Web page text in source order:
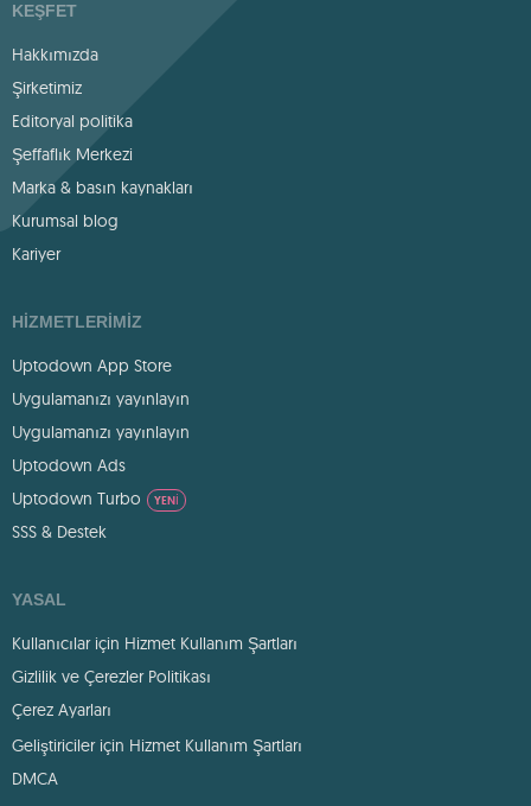
KEŞFET
Hakkımızda
Şirketimiz
Editoryal politika
Şeffaflık Merkezi
Marka & basın kaynakları
Kurumsal blog
Kariyer
HIZMETLERIMIZ
Uptodown App Store
Uygulamanızı yayınlayın
Uygulamanızı yayınlayın
Uptodown Ads
Uptodown Turbo
YENI
SSS & Destek
YASAL
Kullanıcılar için Hizmet Kullanım Şartları
Gizlilik ve Çerezler Politikası
Çerez Ayarları
Geliştiriciler için Hizmet Kullanım Şartları
DMCA